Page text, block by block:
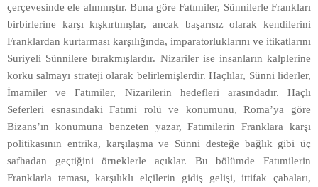
çerçevesinde ele alınmıştır. Buna göre Fatımiler, Sünnilerle Frankları
birbirlerine karşı kışkırtmışlar, ancak başarısız olarak kendilerini
Franklardan kurtarması karşılığında, imparatorluklarını ve itikatlarını
Suriyeli Sünnilere bırakmışlardır. Nizariler ise insanların kalplerine
korku salmayı strateji olarak belirlemişlerdir. Haçlılar, Sünni liderler,
İmamiler ve Fatımiler, Nizarilerin hedefleri arasındadır. Haçlı
Seferleri esnasındaki Fatımi rolü ve konumunu, Roma’ya göre
Bizans’ın konumuna benzeten yazar, Fatımilerin Franklara karşı
politikasının entrika, karşılaşma ve Sünni desteğe bağlık gibi üç
safhadan geçtiğini örneklerle açıklar. Bu bölümde Fatımilerin
Franklarla teması, karşılıklı elçilerin gidiş gelişi, ittifak çabaları,